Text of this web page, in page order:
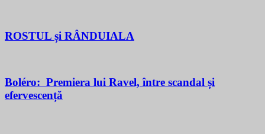
ROSTUL și RÂNDUIALA
Boléro: Premiera lui Ravel, între scandal și
efervescență